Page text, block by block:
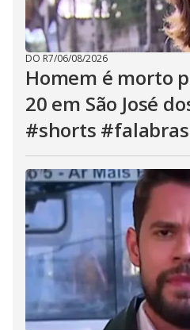
DO R7/06/08/2026
Homem é morto
20 em São José
#shorts